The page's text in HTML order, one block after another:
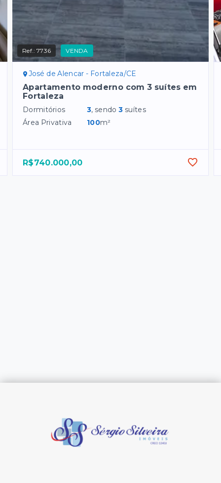
Ref.:7736 VENDA
José de Alencar - Fortaleza/CE
Apartamento moderno com 3 suítes em
Fortaleza
Dormitórios 3, sendo3 suítes
Área Privativa
100m²
R$740.000,00